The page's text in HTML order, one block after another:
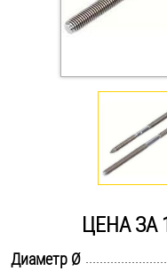
Крюки, кольца с
Крюки, кольца
Оснастка и
Саморезы и
ЦЕНА ЗА
Диаметр Ø